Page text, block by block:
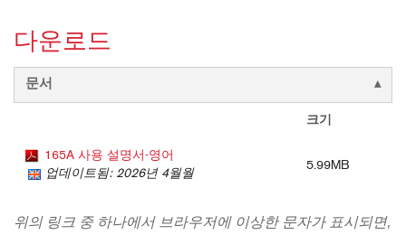
언어/지역
다운로드
문서
크기
165A 사용 설명서-영어
업데이트됨: 2026년 4월월
5.99MB
위의 링크 중 하나에서 브라우저에 이상한 문자가 표시되면,